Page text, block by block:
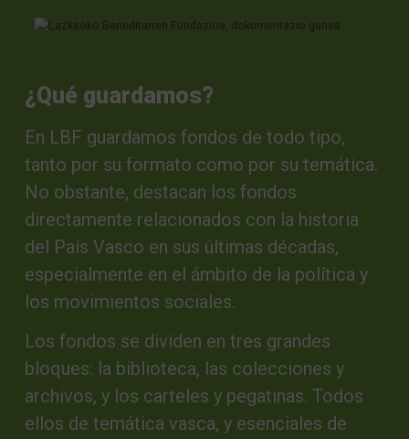
Ir directamente al contenido
¿Qué guardamos?
En LBF guardamos fondos de todo tipo,
tanto por su formato como por su temática.
No obstante, destacan los fondos
directamente relacionados con la historia
del País Vasco en sus últimas décadas,
especialmente en el ámbito de la política y
los movimientos sociales.
Los fondos se dividen en tres grandes
bloques: la biblioteca, las colecciones y
archivos, y los carteles y pegatinas. Todos
ellos de temática vasca, y esenciales de